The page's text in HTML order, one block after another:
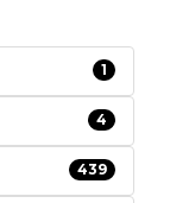
1
4
439